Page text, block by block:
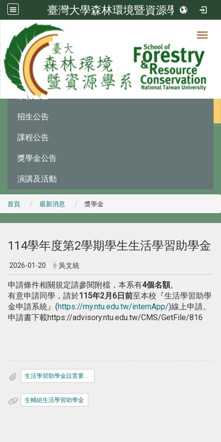
臺灣大學森林環境暨資源學系
最新消息
系務公告
招生公告
課程公告
獎學金公告
演講及活動
首頁 最新消息 獎學金
114學年度第2學期學生生活學習助學金
2026-01-20 吳文統
申請條件相關規定請參閱附檔，本系有4個名額。
有意申請同學，請於115年2月6日前至本校『生活學習助學
金申請系統』(https://my.ntu.edu.tw/internApp/)線上申請。
申請書下載https://advisory.ntu.edu.tw/CMS/GetFile/816
生活學習助學金設置要點.pdf
生輔組生活學習助學金